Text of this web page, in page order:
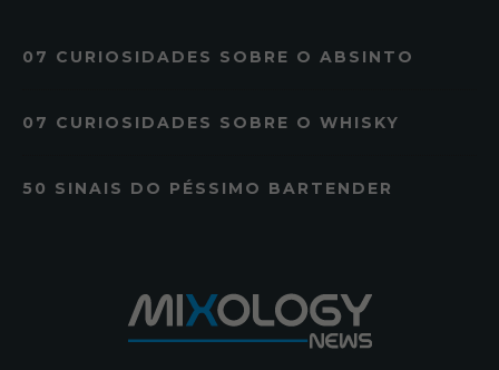
07 CURIOSIDADES SOBRE O ABSINTO
07 CURIOSIDADES SOBRE O WHISKY
50 SINAIS DO PÉSSIMO BARTENDER